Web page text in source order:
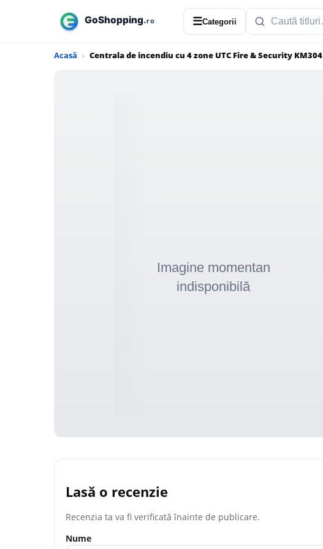
☰Categorii
Acasă Centrala de incendiu cu 4 zone UTC Fire & Security KM304
Lasă o recenzie
Recenzia ta va fi verificată înainte de publicare.
Nume